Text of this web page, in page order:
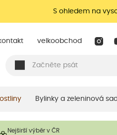
S ohledem na
velkoobchod
Bylinky a zeleninová
Nejširší výběr v ČR